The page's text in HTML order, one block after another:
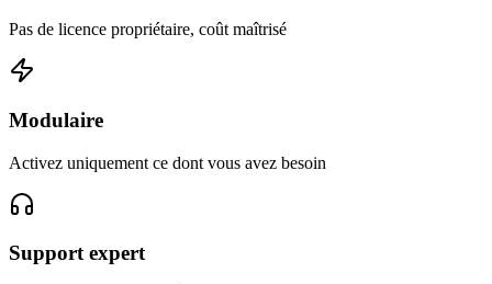
Pas de licence propriétaire, coût maîtrisé
Modulaire
Activez uniquement ce dont vous avez besoin
Support expert